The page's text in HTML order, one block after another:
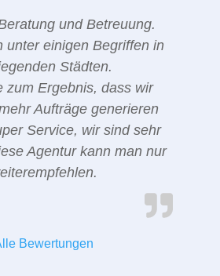
und Betreuung.
unter einigen Begriffen in
Städten.
zum Ergebnis, dass wir
Aufträge generieren
Service, wir sind sehr
Agentur kann man nur
Bewertungen